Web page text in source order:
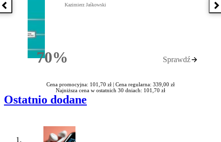
Poprzednia książka
70%Rabatu
Kazimierz Jaśkowski
Sprawdź
Cena promocyjna: 101,70 zł | Cena regularna: 339,00 zł
Najniższa cena w ostatnich 30 dniach: 101,70 zł
Ostatnio dodane